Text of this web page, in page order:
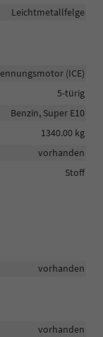
Leichtmetallfelge
(ICE)
5-türig
Benzin, Super E10
1340.00 kg
vorhanden
Stoff
vorhanden
vorhanden